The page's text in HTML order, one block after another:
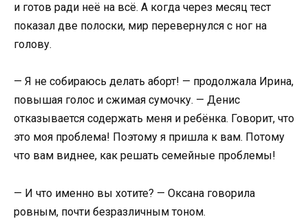
и готов ради неё на всё. А когда через месяц тест
показал две полоски, мир перевернулся с ног на
голову.
— Я не собираюсь делать аборт! — продолжала Ирина,
повышая голос и сжимая сумочку. — Денис
отказывается содержать меня и ребёнка. Говорит, что
это моя проблема! Поэтому я пришла к вам. Потому
что вам виднее, как решать семейные проблемы!
— И что именно вы хотите? — Оксана говорила
ровным, почти безразличным тоном.